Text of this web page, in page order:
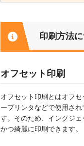
印刷方法
オフセット印刷
オフセット印刷とはオフ
ープリンタなどで使用さ
す。そのため、インクジ
かつ綺麗に印刷できます。